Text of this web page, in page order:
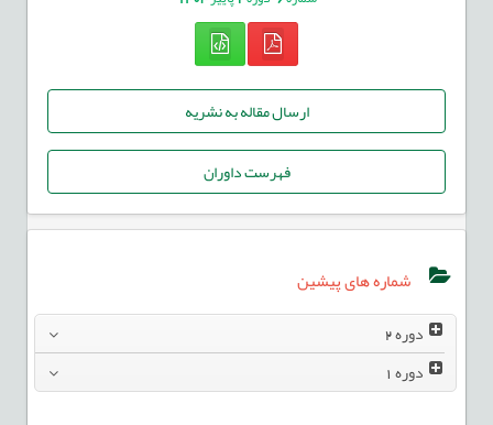
ارسال مقاله به نشریه
فهرست داوران
شماره های پیشین
دوره2
دوره1